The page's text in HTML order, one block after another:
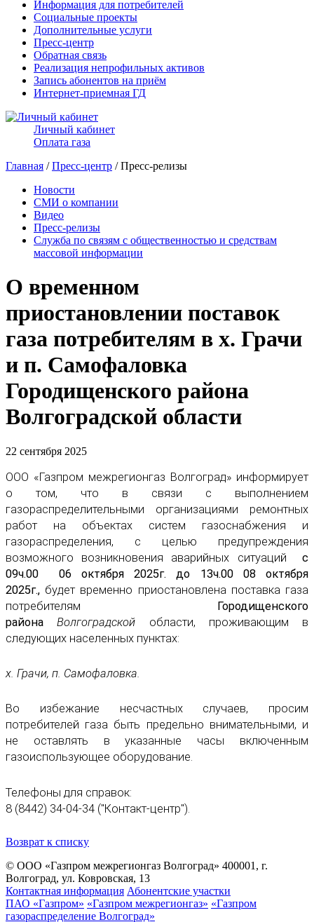
Информация для потребителей
Социальные проекты
Дополнительные услуги
Пресс-центр
Обратная связь
Реализация непрофильных активов
Запись абонентов на приём
Интернет-приемная ГД
Личный кабинет
Оплата газа
Главная /Пресс-центр / Пресс-релизы
Новости
СМИ о компании
Видео
Пресс-релизы
Служба по связям с общественностью и средствам
массовой информации
О временном
приостановлении поставок
газа потребителям в х. Грачи
и п. Самофаловка
Городищенского района
Волгоградской области
22 сентября 2025
ООО «Газпром межрегионгаз Волгоград» информирует
о том, что в связи с выполнением
газораспределительными организациями ремонтных
работ на объектах систем газоснабжения и
газораспределения, с целью предупреждения
возможного возникновения аварийных ситуаций с
09ч.00 06 октября 2025г. до 13ч.00 08 октября
2025г., будет временно приостановлена поставка газа
потребителям Городищенского
района
Волгоградской области, проживающим в
следующих населенных пунктах:
х. Грачи, п. Самофаловка.
Во избежание несчастных случаев, просим
потребителей газа быть предельно внимательными, и
не оставлять в указанные часы включенным
газоиспользующее оборудование.
Телефоны для справок:
8 (8442) 34-04-34 ("Контакт-центр").
Возврат к списку
© ООО «Газпром межрегионгаз Волгоград» 400001, г.
Волгоград, ул. Ковровская, 13
Контактная информация Абонентские участки
ПАО «Газпром» «Газпром межрегионгаз» «Газпром
газораспределение Волгоград»